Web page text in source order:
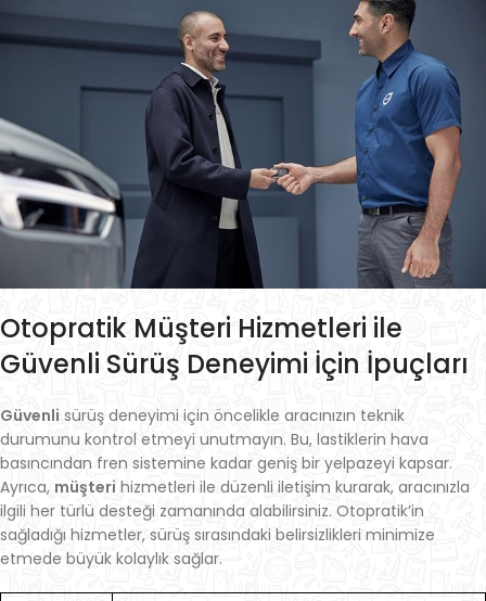
Otopratik Müşteri Hizmetleri ile
Güvenli Sürüş Deneyimi İçin İpuçları
Güvenli sürüş deneyimi için öncelikle aracınızın teknik
durumunu kontrol etmeyi unutmayın. Bu, lastiklerin hava
basıncından fren sistemine kadar geniş bir yelpazeyi kapsar.
Ayrıca, müşteri hizmetleri ile düzenli iletişim kurarak, aracınızla
ilgili her türlü desteği zamanında alabilirsiniz. Otopratik’in
sağladığı hizmetler, sürüş sırasındaki belirsizlikleri minimize
etmede büyük kolaylık sağlar.